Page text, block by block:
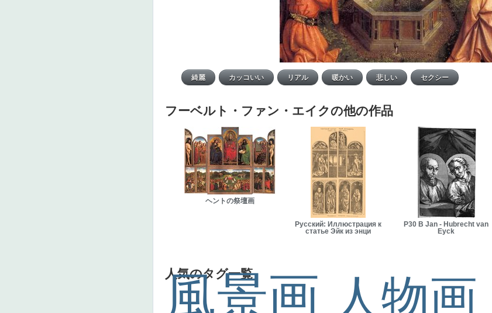
フーベルト・ファン・エイクの他の作品
ヘントの祭壇画
Русский: Иллюстрация к
статье Эйк из энци
P30 B Jan - Hubrecht van
Eyck
人気のタグ一覧
風景画 人物画